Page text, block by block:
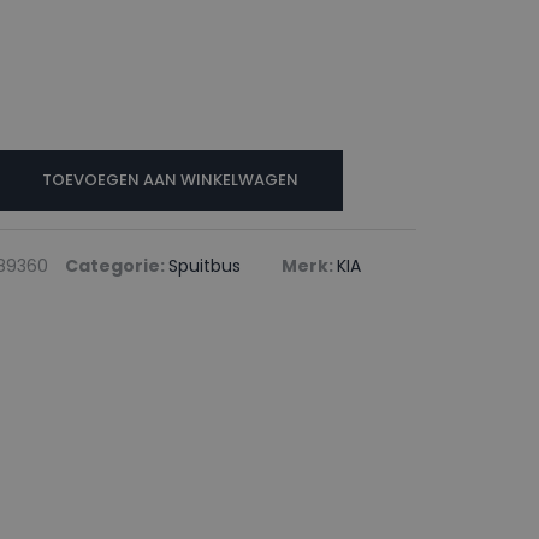
TOEVOEGEN AAN WINKELWAGEN
Categorie: Spuitbus Merk: KIA